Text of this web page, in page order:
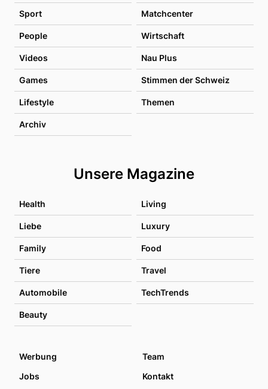
Sport Matchcenter
People Wirtschaft
Videos Nau Plus
Games Stimmen der Schweiz
Lifestyle Themen
Archiv
Unsere Magazine
Health Living
Liebe Luxury
Family Food
Tiere Travel
Automobile TechTrends
Beauty
Werbung
Team
Jobs
Kontakt